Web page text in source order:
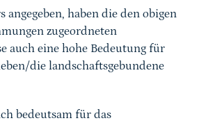
angegeben, haben die den obigen
zugeordneten
auch eine hohe Bedeutung für
die landschaftsgebundene
bedeutsam für das